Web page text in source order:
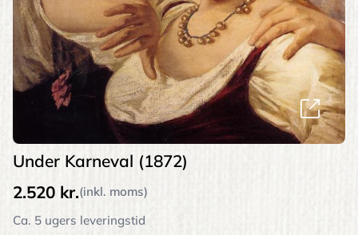
Under Karneval (1872)
2.520 kr.(inkl. moms)
Ca. 5 ugers leveringstid